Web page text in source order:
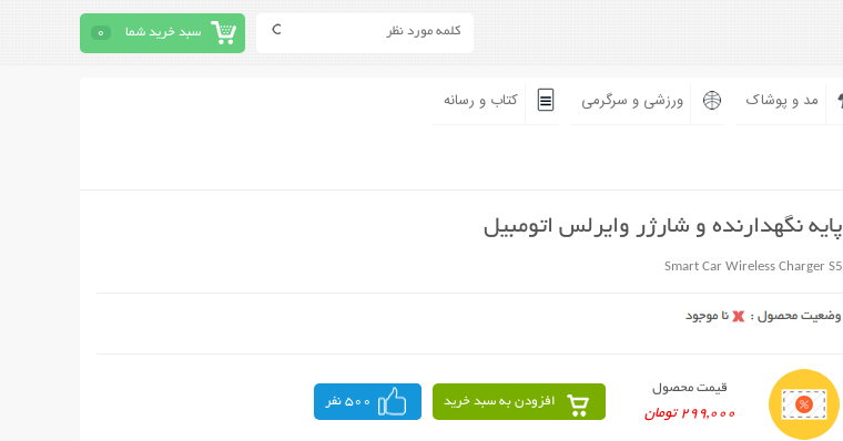
سبد خرید شما 0
مد و پوشاک ورزشی و سرگرمی کتاب و رسانه
پایه نگهدارنده و شارژر وایرلس اتومبیل
Smart Car Wireless Charger S5
قیمت محصول
299,000 تومان
افزودن به سبد خرید 500 نفر